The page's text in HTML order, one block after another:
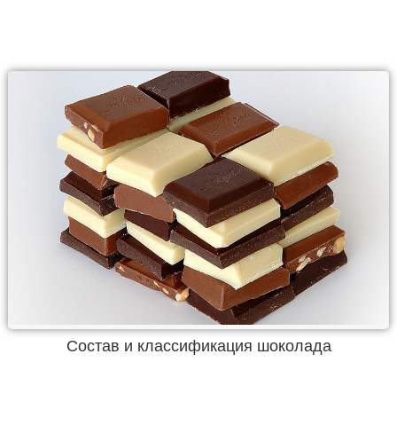
Состав и классификация шоколада